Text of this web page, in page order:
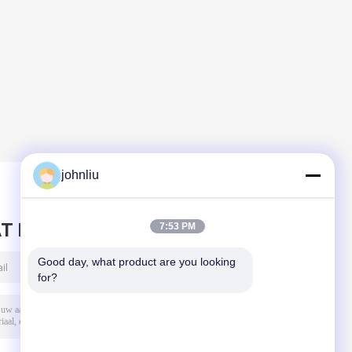
BERICHT ACHTER
johnliu
7:53 PM
Good day, what product are you looking
for?